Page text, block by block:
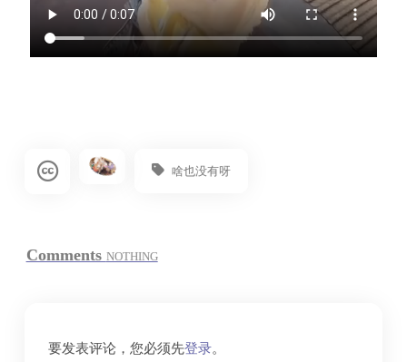
啥也没有呀
Comments NOTHING
要发表评论，您必须先登录。